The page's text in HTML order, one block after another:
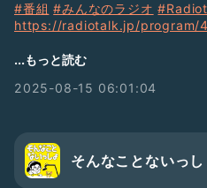
#番組 #みんなのラジオ
https://radiotalk.jp/program/
そんないプロジェクトの竹内です
★個人スポンサー募集中
地上波ラジオ
...もっと読む
2025-08-15 06:01:04
そんなことないっし